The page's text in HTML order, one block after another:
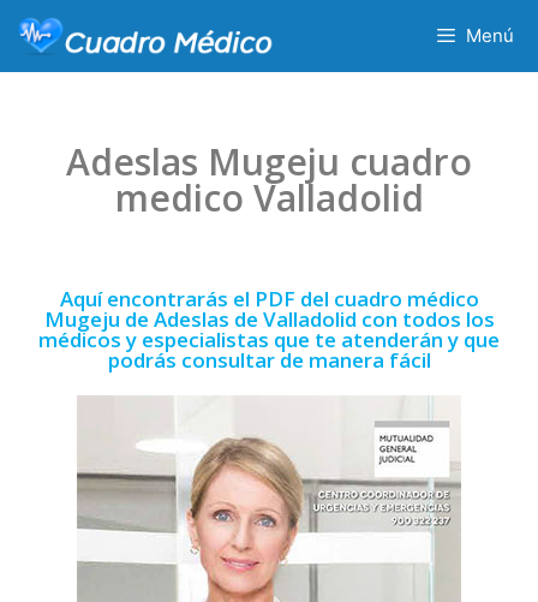
Menú
Adeslas Mugeju cuadro
medico Valladolid
Aquí encontrarás el PDF del cuadro médico
Mugeju de Adeslas de Valladolid con todos los
médicos y especialistas que te atenderán y que
podrás consultar de manera fácil